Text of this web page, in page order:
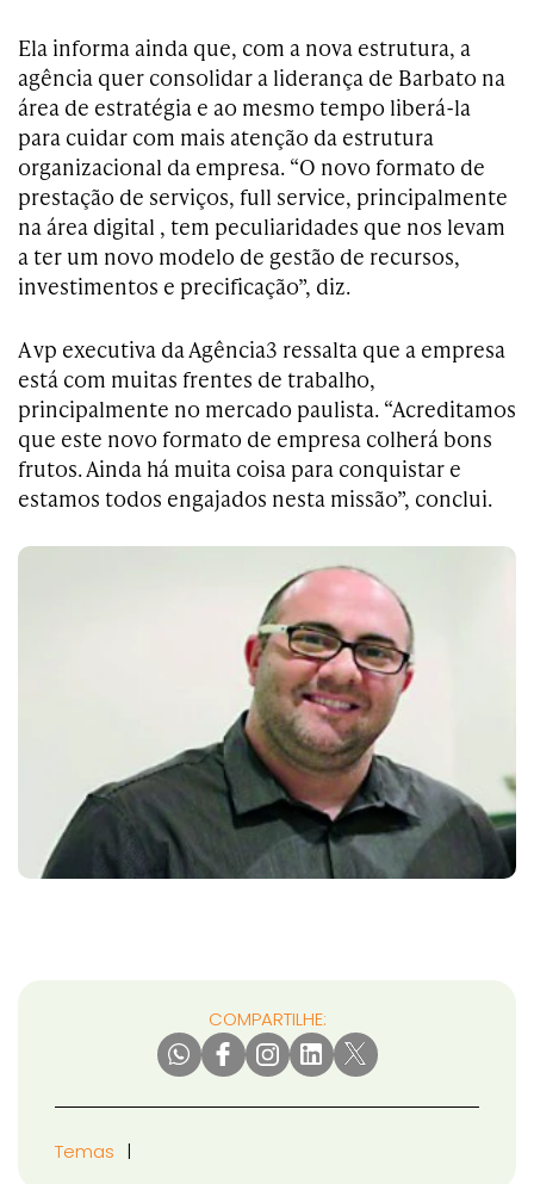
Ela informa ainda que, com a nova estrutura, a
agência quer consolidar a liderança de Barbato na
área de estratégia e ao mesmo tempo liberá-la
para cuidar com mais atenção da estrutura
organizacional da empresa. “O novo formato de
prestação de serviços, full service, principalmente
na área digital , tem peculiaridades que nos levam
a ter um novo modelo de gestão de recursos,
investimentos e precificação”, diz.
A vp executiva da Agência3 ressalta que a empresa
está com muitas frentes de trabalho,
principalmente no mercado paulista. “Acreditamos
que este novo formato de empresa colherá bons
frutos. Ainda há muita coisa para conquistar e
estamos todos engajados nesta missão”, conclui.
COMPARTILHE:
Temas